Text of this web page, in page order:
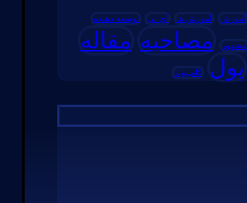
آموزش آموزش ها آی تی توسعه دهنده
مشهور مصاحبه مقاله
پول کامپیوتر